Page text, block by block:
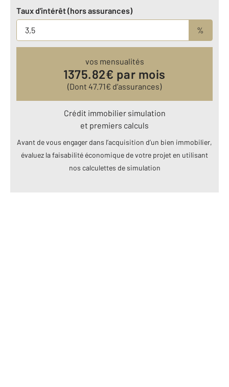
Taux d'intérêt (hors assurances)
%
vos mensualités
1375.82€ par mois
(Dont 47.71€ d’assurances)
Crédit immobilier simulation
et premiers calculs
Avant de vous engager dans l’acquisition d’un bien immobilier,
évaluez la faisabilité économique de votre projet en utilisant
nos calculettes de simulation